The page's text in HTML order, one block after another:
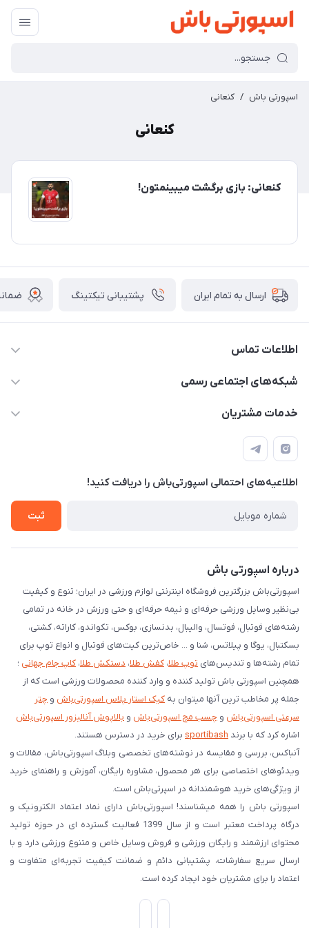
اسپورتی باش / کنعانی
کنعانی
کنعانی: بازی برگشت میبینمتون!
ارسال به تمام ایران پشتیبانی تیکتینگ
اطلاعات تماس
15 13 222 0900
شبکه‌های اجتماعی رسمی
کانال آپارات
خدمات مشتریان
درخواست پشتیبانی جدید
مشاهده لیست تیکت‌ها
لیست کد رهگیری پستی
شرایط بازگردانی کالا
اطلاعیه‌های احتمالی اسپورتی‌باش را دریافت کنید!
ثبت
درباره اسپورتی باش
اسپورتی‌باش بزرگترین فروشگاه اینترنتی لوازم ورزشی در ایران؛ تنوع و کیفیت
بی‌نظیر وسایل ورزشی حرفه‌ای و نیمه حرفه‌ای و حتی ورزش در خانه در تمامی
رشته‌های فوتبال، فوتسال، والیبال، بدنسازی، بوکس، تکواندو، کاراته، کشتی،
بسکتبال، یوگا و پیلاتس، شنا و ... خاص‌ترین کیت‌های فوتبال و انواع توپ برای
تمام رشته‌ها و تندیس‌های توپ طلا، کفش طلا، دستکش طلا، کاپ جام جهانی ؛
همچنین اسپورتی باش تولید کننده و وارد کننده محصولات ورزشی است که از
جمله پر مخاطب ترین آنها میتوان به کیک استار پلاس اسپورتی‌باش و چتر
سرعتی اسپورتی‌باش و چسب مچ اسپورتی‌باش و بالاپوش آنالیزور اسپورتی‌باش
اشاره کرد که با برند sportibash برای خرید در دسترس هستند.
آنباکس، بررسی‌ و مقایسه در نوشته‌های تخصصی وبلاگ اسپورتی‌باش، مقالات و
ویدئوهای اختصاصی برای هر محصول، مشاوره رایگان، آموزش و راهنمای خرید
از ویژگی‌های خرید هوشمندانه در اسپرتی‌باش است.
اسپورتی‌ باش را همه میشناسند! اسپورتی‌باش دارای نماد اعتماد الکترونیک و
درگاه پرداخت معتبر است و از سال 1399 فعالیت گسترده ای در حوزه تولید
محتوای ارزشمند و رایگان ورزشی و فروش وسایل خاص و متنوع ورزشی دارد و با
ارسال سریع سفارشات، پشتیبانی دائم و ضمانت کیفیت تجربه‌ای متفاوت و
اعتماد را برای مشتریان خود ایجاد کرده است.